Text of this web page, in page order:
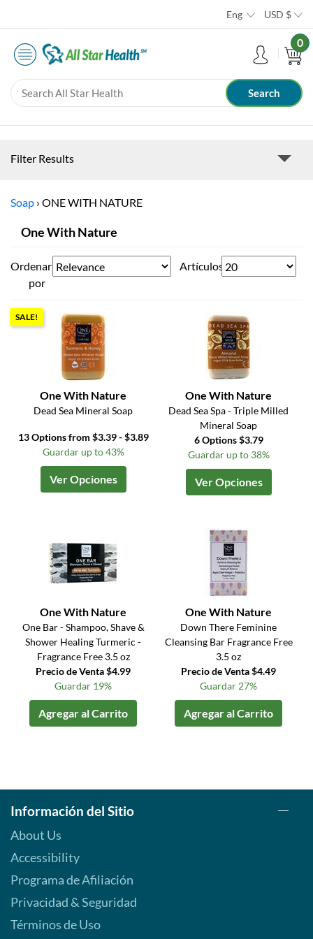
Eng USD $
0
Filter Results
Soap › ONE WITH NATURE
One With Nature
Ordenar
por
Artículos
SALE!
One With Nature
Dead Sea Mineral Soap
13 Options from $3.39 - $3.89
Guardar up to 43%
Ver Opciones
One With Nature
Dead Sea Spa - Triple Milled
Mineral Soap
6 Options $3.79
Guardar up to 38%
Ver Opciones
One With Nature
One Bar - Shampoo, Shave &
Shower Healing Turmeric -
Fragrance Free 3.5 oz
Precio de Venta $4.99
Guardar 19%
Agregar al Carrito
One With Nature
Down There Feminine
Cleansing Bar Fragrance Free
3.5 oz
Precio de Venta $4.49
Guardar 27%
Agregar al Carrito
Información del Sitio
About Us
Accessibility
Programa de Afiliación
Privacidad & Seguridad
Términos de Uso